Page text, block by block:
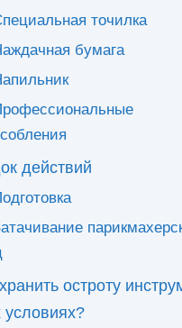
точилка
бумага
действий
остроту